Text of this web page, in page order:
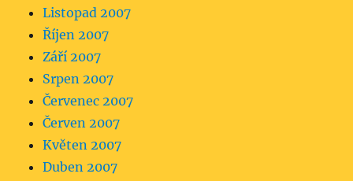
Listopad 2007
Říjen 2007
Září 2007
Srpen 2007
Červenec 2007
Červen 2007
Květen 2007
Duben 2007